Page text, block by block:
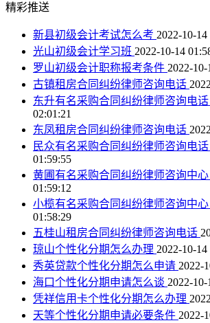
精彩推送
新县初级会计考试怎么考 2022-10-
光山初级会计学习班 2022-10-14
罗山初级会计职称报考条件 2022-
古镇租房合同纠纷律师咨询电话
东升有名采购合同纠纷律师咨询电话
02:01:21
东凤租房合同纠纷律师咨询电话
民众有名采购合同纠纷律师咨询电话
01:59:55
黄圃有名采购合同纠纷律师咨询中心
01:59:12
小榄有名采购合同纠纷律师咨询中心
01:58:29
五桂山租房合同纠纷律师咨询电话
琼山个性化分期怎么办理 2022-10-
秀英贷款个性化分期怎么申请 2022-
海口个性化分期申请怎么谈 2022-
凭祥信用卡个性化分期怎么办理
天等个性化分期申请必要条件 2022-